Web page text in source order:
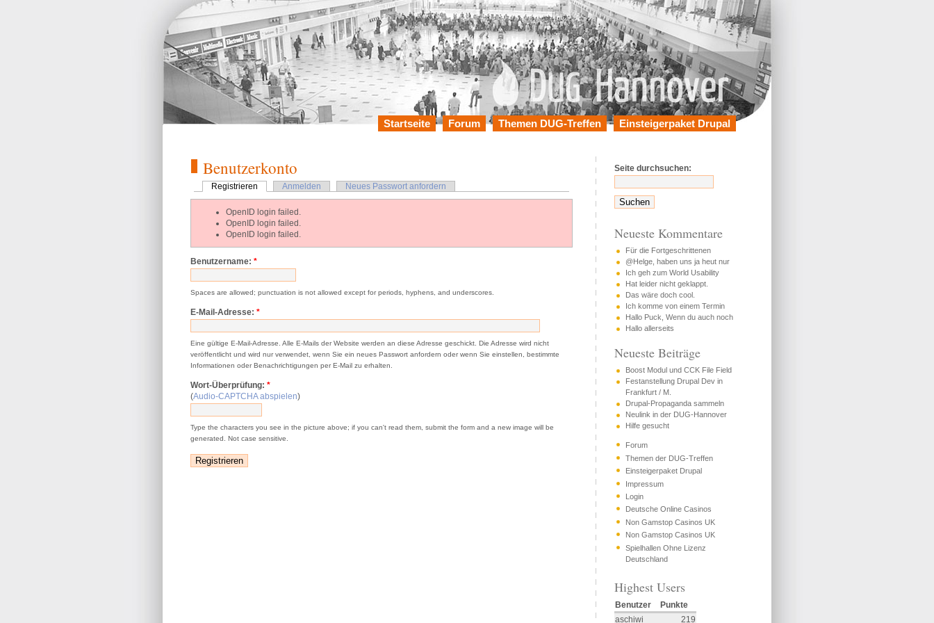
Einsteigerpaket Drupal
Themen DUG-Treffen
Forum
Startseite
Benutzerkonto
Registrieren Anmelden Neues Passwort anfordern
OpenID login failed.
OpenID login failed.
OpenID login failed.
Benutzername: *
Spaces are allowed; punctuation is not allowed except for periods, hyphens, and underscores.
E-Mail-Adresse: *
Eine gültige E-Mail-Adresse. Alle E-Mails der Website werden an diese Adresse geschickt. Die Adresse wird nicht
veröffentlicht und wird nur verwendet, wenn Sie ein neues Passwort anfordern oder wenn Sie einstellen, bestimmte
Informationen oder Benachrichtigungen per E-Mail zu erhalten.
Wort-Überprüfung: *
(Audio-CAPTCHA abspielen)
Type the characters you see in the picture above; if you can't read them, submit the form and a new image will be
generated. Not case sensitive.
Seite durchsuchen:
Neueste Kommentare
Für die Fortgeschrittenen
@Helge, haben uns ja heut nur
Ich geh zum World Usability
Hat leider nicht geklappt.
Das wäre doch cool.
Ich komme von einem Termin
Hallo Puck, Wenn du auch noch
Hallo allerseits
Neueste Beiträge
Boost Modul und CCK File Field
Festanstellung Drupal Dev in
Frankfurt / M.
Drupal-Propaganda sammeln
Neulink in der DUG-Hannover
Hilfe gesucht
Forum
Themen der DUG-Treffen
Einsteigerpaket Drupal
Impressum
Login
Deutsche Online Casinos
Non Gamstop Casinos UK
Non Gamstop Casinos UK
Spielhallen Ohne Lizenz
Deutschland
Highest Users
Benutzer
Punkte
aschiwi
219